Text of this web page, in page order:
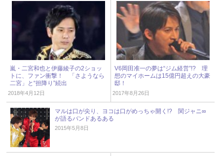
嵐・二宮和也と伊藤綾子の2ショッ
トに、ファン衝撃！ 「さようなら
二宮」と“担降り”続出
2018年4月12日
V6岡田准一の夢は“ジム経営”!? 理
想のマイホームは15億円超えの大豪
邸！
2017年8月26日
マルは口が尖り、ヨコは口がめっちゃ開く!? 関ジャニ∞
が語るバンドあるある
2015年5月8日